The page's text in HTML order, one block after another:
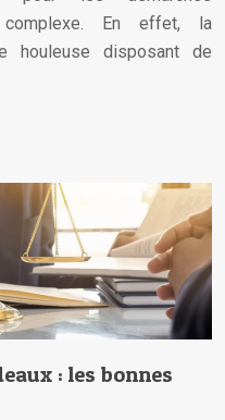
complexe. En effet, la
houleuse disposant de
: les bonnes